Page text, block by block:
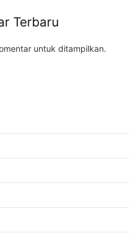
Terbaru
untuk ditampilkan.